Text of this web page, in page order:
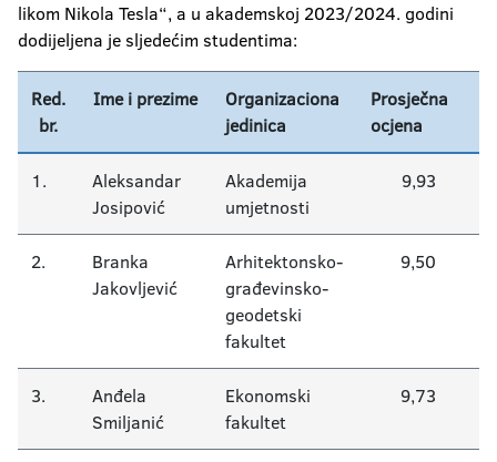
Akademska 2017/2018.
Akademska 2016/2017
Akademska 2015/2016.
Akademska 2014/2015.
Nagrađeni studenti 1977-2014.
Akademska 2024/2025.
likom Nikola Tesla“, a u akademskoj 2023/2024. godini
dodijeljena je sljedećim studentima:
Red.
br.
Ime i prezime
Organizaciona
jedinica
Prosječna
ocjena
1.
Aleksandar
Josipović
Akademija
umjetnosti
9,93
2.
Branka
Jakovljević
Arhitektonsko-
građevinsko-
geodetski
fakultet
9,50
3.
Anđela
Smiljanić
Ekonomski
fakultet
9,73